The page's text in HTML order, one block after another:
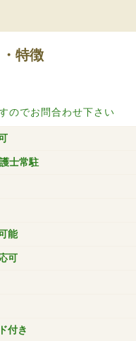
特徴
のでお問合わせ下さい
士常駐
能
可
付き